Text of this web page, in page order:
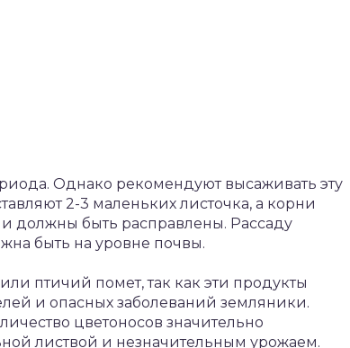
Однако рекомендуют высаживать эту
2-3 маленьких листочка, а корни
должны быть расправлены. Рассаду
быть на уровне почвы.
птичий помет, так как эти продукты
и опасных заболеваний земляники.
цветоносов значительно
листвой и незначительным урожаем.